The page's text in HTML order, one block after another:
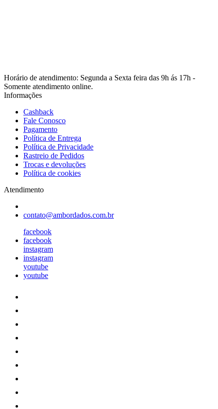
Horário de atendimento: Segunda a Sexta feira das 9h ás 17h -
Somente atendimento online.
Informações
Cashback
Fale Conosco
Pagamento
Política de Entrega
Política de Privacidade
Rastreio de Pedidos
Trocas e devoluções
Política de cookies
Atendimento
contato@ambordados.com.br
facebook
facebook
instagram
instagram
youtube
youtube